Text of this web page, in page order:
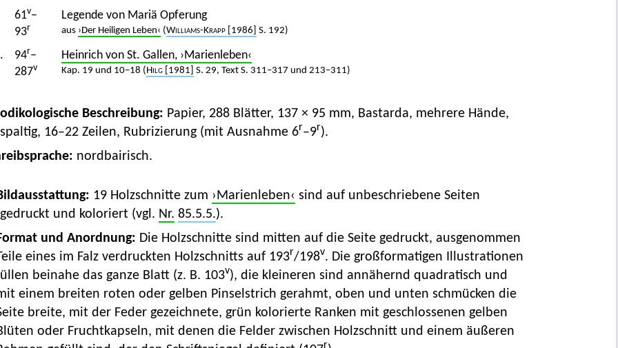
61v–
93r
Legende von Mariä Opferung
aus ›Der Heiligen Leben‹ (Williams-Krapp[1986] S. 192)
94r–
287v
Heinrich von St. Gallen, ›Marienleben‹
Kap. 19 und 10–18 (Hilg [1981] S. 29, Text S. 311–317 und 213–311)
Beschreibung: Papier, 288 Blätter, 137 × 95 mm, Bastarda, mehrere Hände,
16–22 Zeilen, Rubrizierung (mit Ausnahme 6r–9r).
nordbairisch.
19 Holzschnitte zum ›Marienleben‹ sind auf unbeschriebene Seiten
und koloriert (vgl. Nr. 85.5.5.).
und Anordnung: Die Holzschnitte sind mitten auf die Seite gedruckt, ausgenommen
eines im Falz verdruckten Holzschnitts auf 193r/198v. Die großformatigen Illustrationen
beinahe das ganze Blatt (z. B. 103v), die kleineren sind annähernd quadratisch und
einem breiten roten oder gelben Pinselstrich gerahmt, oben und unten schmücken die
breite, mit der Feder gezeichnete, grün kolorierte Ranken mit geschlossenen gelben
oder Fruchtkapseln, mit denen die Felder zwischen Holzschnitt und einem äußeren
r